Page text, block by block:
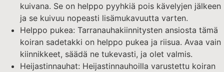
kuivana. Se on helppo pyyhkiä pois kävelyjen jälkeen
ja se kuivuu nopeasti lisämukavuutta varten.
Helppo pukea: Tarranauhakiinnitysten ansiosta tämä
koiran sadetakki on helppo pukea ja riisua. Avaa vain
kiinnikkeet, säädä ne tukevasti, ja olet valmis.
Heijastinnauhat: Heijastinnauhoilla varustettu koiran